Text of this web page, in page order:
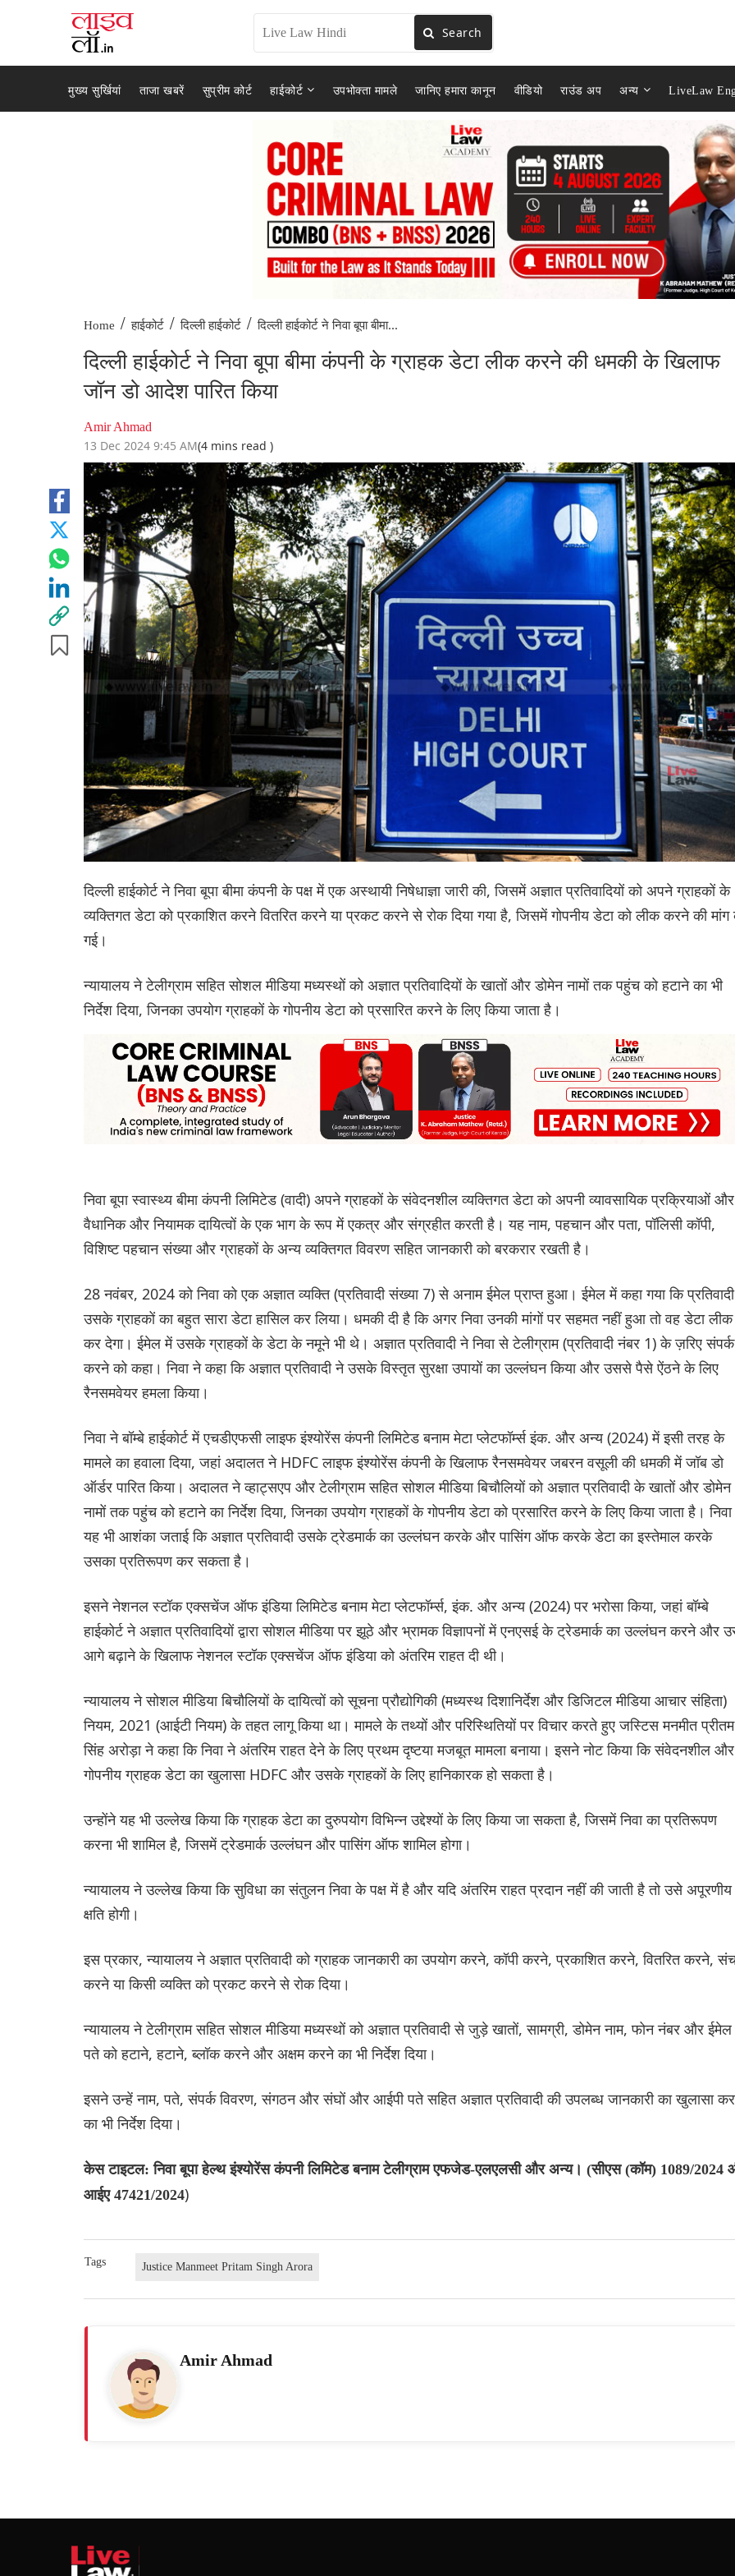
Search
मुख्य सुर्खियां ताजा खबरें सुप्रीम कोर्ट हाईकोर्ट उपभोक्ता मामले जानिए हमारा कानून वीडियो राउंड अप अन्य LiveLaw
Home / हाईकोर्ट / दिल्ली हाईकोर्ट / दिल्ली हाईकोर्ट ने निवा बूपा बीमा...
दिल्ली हाईकोर्ट ने निवा बूपा बीमा कंपनी के ग्राहक डेटा लीक करने की धमकी के खिलाफ
जॉन डो आदेश पारित किया
Amir Ahmad
13 Dec 2024 9:45 AM(4 mins read )
दिल्ली हाईकोर्ट ने निवा बूपा बीमा कंपनी के पक्ष में एक अस्थायी निषेधाज्ञा जारी की, जिसमें अज्ञात प्रतिवादियों को अपने ग्राहकों के
व्यक्तिगत डेटा को प्रकाशित करने वितरित करने या प्रकट करने से रोक दिया गया है, जिसमें गोपनीय डेटा को लीक करने की मांग
गई।
न्यायालय ने टेलीग्राम सहित सोशल मीडिया मध्यस्थों को अज्ञात प्रतिवादियों के खातों और डोमेन नामों तक पहुंच को हटाने का भी
निर्देश दिया, जिनका उपयोग ग्राहकों के गोपनीय डेटा को प्रसारित करने के लिए किया जाता है।
निवा बूपा स्वास्थ्य बीमा कंपनी लिमिटेड (वादी) अपने ग्राहकों के संवेदनशील व्यक्तिगत डेटा को अपनी व्यावसायिक प्रक्रियाओं और
वैधानिक और नियामक दायित्वों के एक भाग के रूप में एकत्र और संग्रहीत करती है। यह नाम, पहचान और पता, पॉलिसी कॉपी,
विशिष्ट पहचान संख्या और ग्राहकों के अन्य व्यक्तिगत विवरण सहित जानकारी को बरकरार रखती है।
28 नवंबर, 2024 को निवा को एक अज्ञात व्यक्ति (प्रतिवादी संख्या 7) से अनाम ईमेल प्राप्त हुआ। ईमेल में कहा गया कि
उसके ग्राहकों का बहुत सारा डेटा हासिल कर लिया। धमकी दी है कि अगर निवा उनकी मांगों पर सहमत नहीं हुआ तो वह डेटा लीक
कर देगा। ईमेल में उसके ग्राहकों के डेटा के नमूने भी थे। अज्ञात प्रतिवादी ने निवा से टेलीग्राम (प्रतिवादी नंबर 1) के ज़रिए संपर्क
करने को कहा। निवा ने कहा कि अज्ञात प्रतिवादी ने उसके विस्तृत सुरक्षा उपायों का उल्लंघन किया और उससे पैसे ऐंठने के लिए
रैनसमवेयर हमला किया।
निवा ने बॉम्बे हाईकोर्ट में एचडीएफसी लाइफ इंश्योरेंस कंपनी लिमिटेड बनाम मेटा प्लेटफॉर्म्स इंक. और अन्य (2024) में इसी तरह के
मामले का हवाला दिया, जहां अदालत ने HDFC लाइफ इंश्योरेंस कंपनी के खिलाफ रैनसमवेयर जबरन वसूली की धमकी में जॉब डो
ऑर्डर पारित किया। अदालत ने व्हाट्सएप और टेलीग्राम सहित सोशल मीडिया बिचौलियों को अज्ञात प्रतिवादी के खातों और डोमेन
नामों तक पहुंच को हटाने का निर्देश दिया, जिनका उपयोग ग्राहकों के गोपनीय डेटा को प्रसारित करने के लिए किया जाता है।
यह भी आशंका जताई कि अज्ञात प्रतिवादी उसके ट्रेडमार्क का उल्लंघन करके और पासिंग ऑफ करके डेटा का इस्तेमाल करके
उसका प्रतिरूपण कर सकता है।
इसने नेशनल स्टॉक एक्सचेंज ऑफ इंडिया लिमिटेड बनाम मेटा प्लेटफॉर्म्स, इंक. और अन्य (2024) पर भरोसा किया, जहां बॉम्बे
हाईकोर्ट ने अज्ञात प्रतिवादियों द्वारा सोशल मीडिया पर झूठे और भ्रामक विज्ञापनों में एनएसई के ट्रेडमार्क का उल्लंघन करने और
आगे बढ़ाने के खिलाफ नेशनल स्टॉक एक्सचेंज ऑफ इंडिया को अंतरिम राहत दी थी।
न्यायालय ने सोशल मीडिया बिचौलियों के दायित्वों को सूचना प्रौद्योगिकी (मध्यस्थ दिशानिर्देश और डिजिटल मीडिया आचार संहिता)
नियम, 2021 (आईटी नियम) के तहत लागू किया था। मामले के तथ्यों और परिस्थितियों पर विचार करते हुए जस्टिस मनमीत प्रीतम
सिंह अरोड़ा ने कहा कि निवा ने अंतरिम राहत देने के लिए प्रथम दृष्टया मजबूत मामला बनाया। इसने नोट किया कि संवेदनशील और
गोपनीय ग्राहक डेटा का खुलासा HDFC और उसके ग्राहकों के लिए हानिकारक हो सकता है।
उन्होंने यह भी उल्लेख किया कि ग्राहक डेटा का दुरुपयोग विभिन्न उद्देश्यों के लिए किया जा सकता है, जिसमें निवा का प्रतिरूपण
करना भी शामिल है, जिसमें ट्रेडमार्क उल्लंघन और पासिंग ऑफ शामिल होगा।
न्यायालय ने उल्लेख किया कि सुविधा का संतुलन निवा के पक्ष में है और यदि अंतरिम राहत प्रदान नहीं की जाती है तो उसे अपूरणीय
क्षति होगी।
इस प्रकार, न्यायालय ने अज्ञात प्रतिवादी को ग्राहक जानकारी का उपयोग करने, कॉपी करने, प्रकाशित करने, वितरित करने,
करने या किसी व्यक्ति को प्रकट करने से रोक दिया।
न्यायालय ने टेलीग्राम सहित सोशल मीडिया मध्यस्थों को अज्ञात प्रतिवादी से जुड़े खातों, सामग्री, डोमेन नाम, फोन नंबर और ईमेल
पते को हटाने, हटाने, ब्लॉक करने और अक्षम करने का भी निर्देश दिया।
इसने उन्हें नाम, पते, संपर्क विवरण, संगठन और संघों और आईपी पते सहित अज्ञात प्रतिवादी की उपलब्ध जानकारी का खुलासा
का भी निर्देश दिया।
केस टाइटल: निवा बूपा हेल्थ इंश्योरेंस कंपनी लिमिटेड बनाम टेलीग्राम एफजेड-एलएलसी और अन्य। (सीएस (कॉम) 1089/2024
आईए 47421/2024)
Tags Justice Manmeet Pritam Singh Arora
Amir Ahmad